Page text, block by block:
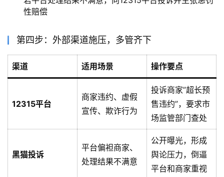
性赔偿
第四步：外部渠道施压，多管齐下
渠道 适用场景 操作要点
12315平台
商家违约、虚假
宣传、欺诈行为
投诉商家”超长预
售违约”，要求市
场监管部门查处
黑猫投诉
平台偏袒商家、
处理结果不满意
公开曝光，形成
舆论压力，倒逼
平台和商家重视